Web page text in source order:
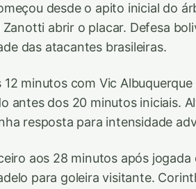
desde o apito inicial do
abrir o placar. Defesa
das atacantes brasileiras.
12 minutos com Vic
antes dos 20 minutos iniciais.
resposta para intensidade
aos 28 minutos após jogada
para goleira visitante.